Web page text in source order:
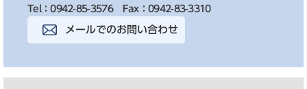
Tel：0942-85-3576
Fax：0942-83-3310
メールでのお問い合わせ